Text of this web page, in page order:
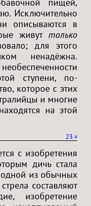
Исключительно
описываются в
живут только
для этого
ненадёжна.
ступени, по-
которое с этих
и многие
на этой
»
23
с изобретения
дичь стала
из обычных
составляют
изобретение